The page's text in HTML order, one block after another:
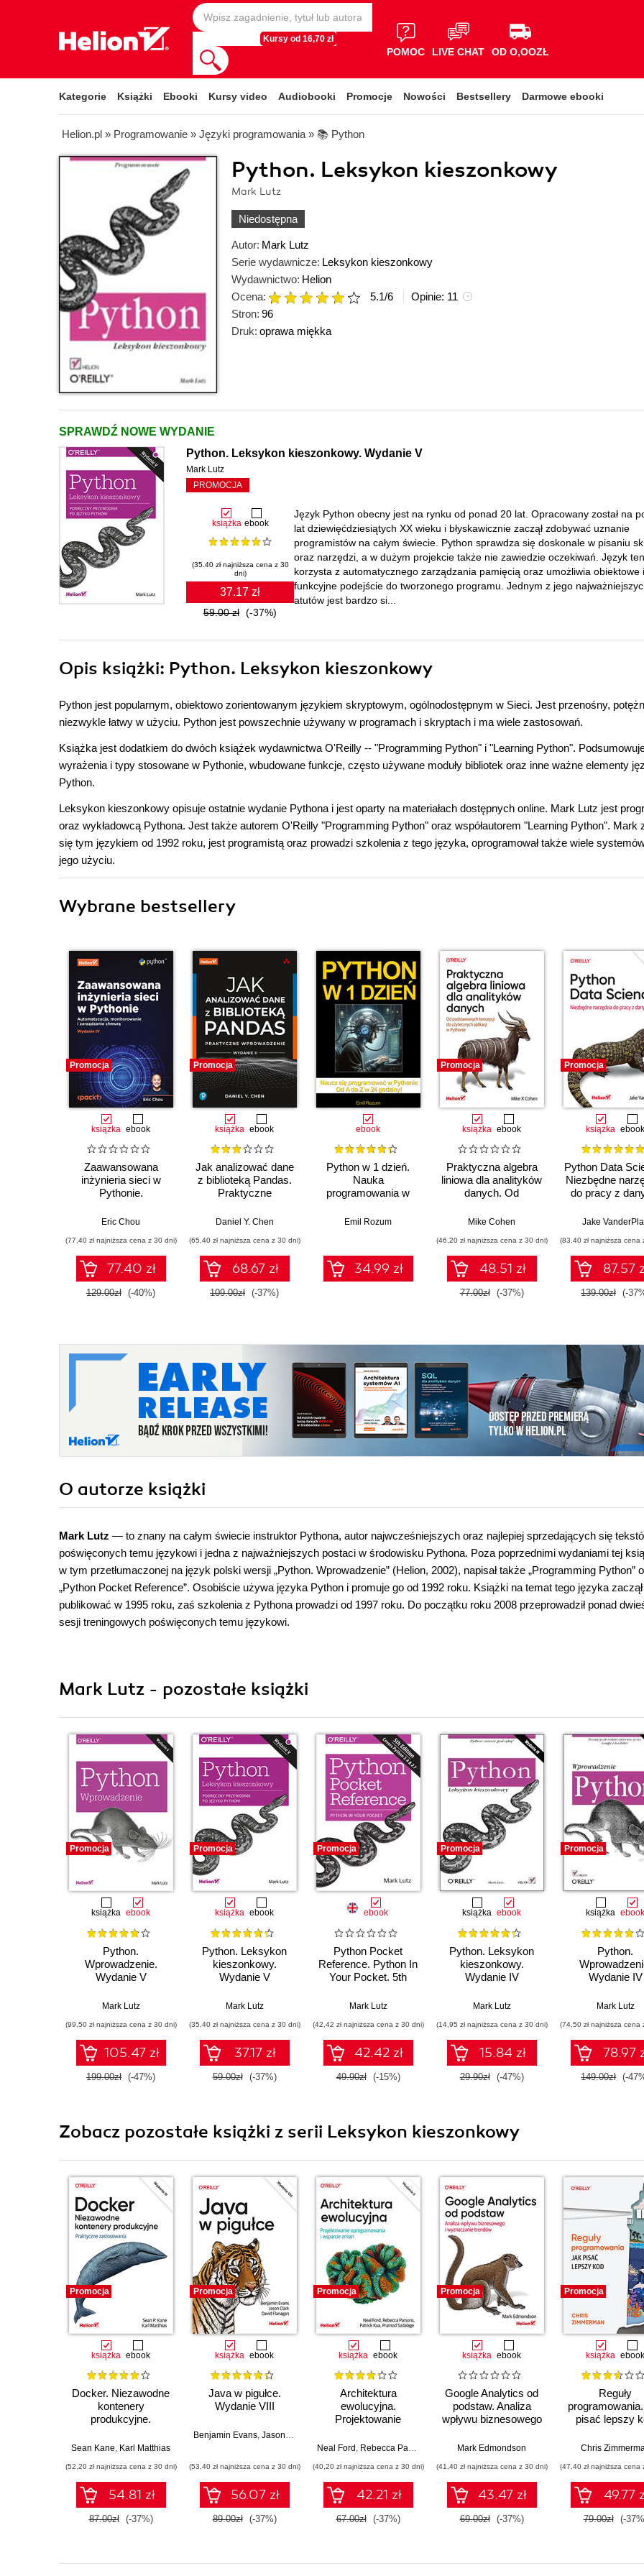
Kursy od 16,70 zł
POMOC LIVE CHAT OD O,OOZŁ
Kategorie Książki Ebooki Kursy video Audiobooki Promocje Nowości Bestsellery Darmowe ebooki
Helion.pl » Programowanie » Języki programowania » 📚 Python
Python. Leksykon kieszonkowy
Mark Lutz
Niedostępna
Autor: Mark Lutz
Serie wydawnicze: Leksykon kieszonkowy
Wydawnictwo: Helion
Ocena:
5.1/6 Opinie: 11
Stron: 96
Druk: oprawa miękka
SPRAWDŹ NOWE WYDANIE
Python. Leksykon kieszonkowy. Wydanie V
Mark Lutz
PROMOCJA
książka ebook
(35.40 zł najniższa cena z 30
dni)
37.17 zł
59.00 zł (-37%)
Język Python obecny jest na rynku od ponad 20 lat. Opracowany został na
lat dziewięćdziesiątych XX wieku i błyskawicznie zaczął zdobywać uznanie
programistów na całym świecie. Python sprawdza się doskonale w pisaniu
oraz narzędzi, a w dużym projekcie także nie zawiedzie oczekiwań. Język ten
korzysta z automatycznego zarządzania pamięcią oraz umożliwia obiektowe i
funkcyjne podejście do tworzonego programu. Jednym z jego
atutów jest bardzo si...
Opis książki: Python. Leksykon kieszonkowy
Python jest popularnym, obiektowo zorientowanym językiem skryptowym, ogólnodostępnym w Sieci. Jest przenośny,
niezwykle łatwy w użyciu. Python jest powszechnie używany w programach i skryptach i ma wiele zastosowań.
Książka jest dodatkiem do dwóch książek wydawnictwa O'Reilly -- "Programming Python" i "Learning Python".
wyrażenia i typy stosowane w Pythonie, wbudowane funkcje, często używane moduły bibliotek oraz inne ważne elementy
Python.
Leksykon kieszonkowy opisuje ostatnie wydanie Pythona i jest oparty na materiałach dostępnych online. Mark Lutz jest
oraz wykładowcą Pythona. Jest także autorem O'Reilly "Programming Python" oraz współautorem "Learning Python". Mark
się tym językiem od 1992 roku, jest programistą oraz prowadzi szkolenia z tego języka, oprogramował także wiele
jego użyciu.
Wybrane bestsellery
Promocja
książka ebook
Zaawansowana
inżynieria sieci w
Pythonie.
monitorowanie i
Wydanie IV
Eric Chou
(77,40 zł najniższa cena z 30 dni)
77.40 zł
129.00zł (-40%)
Promocja
książka ebook
Jak analizować dane
z biblioteką Pandas.
Praktyczne
Wydanie II
Daniel Y. Chen
(65,40 zł najniższa cena z 30 dni)
68.67 zł
109.00zł (-37%)
ebook
Python w 1 dzień.
Nauka
programowania w
godziny od A do Z
Emil Rozum
34.99 zł
Promocja
książka ebook
Praktyczna algebra
liniowa dla analityków
danych. Od
koncepcji do
w Pythonie
Mike Cohen
(46,20 zł najniższa cena z 30 dni)
48.51 zł
77.00zł (-37%)
Promocja
książka ebook
Python Data
Niezbędne
do pracy z
Jake
(83,40 zł najniższa cena
87.57
139.00zł (-
O autorze książki
Mark Lutz — to znany na całym świecie instruktor Pythona, autor najwcześniejszych oraz najlepiej sprzedających się
poświęconych temu językowi i jedna z najważniejszych postaci w środowisku Pythona. Poza poprzednimi wydaniami tej
w tym przetłumaczonej na język polski wersji „Python. Wprowadzenie” (Helion, 2002), napisał także „Programming Python”
„Python Pocket Reference”. Osobiście używa języka Python i promuje go od 1992 roku. Książki na temat tego języka zaczął
publikować w 1995 roku, zaś szkolenia z Pythona prowadzi od 1997 roku. Do początku roku 2008 przeprowadził ponad
sesji treningowych poświęconych temu językowi.
Mark Lutz - pozostałe książki
Promocja
książka ebook
Python.
Wprowadzenie.
Wydanie V
Mark Lutz
(99,50 zł najniższa cena z 30 dni)
105.47 zł
199.00zł (-47%)
Promocja
książka ebook
Python. Leksykon
kieszonkowy.
Wydanie V
Mark Lutz
(35,40 zł najniższa cena z 30 dni)
37.17 zł
59.00zł (-37%)
Promocja
ebook
Python Pocket
Reference. Python In
Your Pocket. 5th
Mark Lutz
(42,42 zł najniższa cena z 30 dni)
42.42 zł
49.90zł (-15%)
Promocja
książka ebook
Python. Leksykon
kieszonkowy.
Wydanie IV
Mark Lutz
(14,95 zł najniższa cena z 30 dni)
15.84 zł
29.90zł (-47%)
Promocja
książka ebook
Python.
Wydanie IV
Mark Lutz
(74,50 zł najniższa cena
78.97
149.00zł (-
Zobacz pozostałe książki z serii Leksykon kieszonkowy
Promocja
książka ebook
Docker. Niezawodne
kontenery
produkcyjne.
zastosowania.
Sean Kane, Karl Matthias
(52,20 zł najniższa cena z 30 dni)
54.81 zł
87.00zł (-37%)
Promocja
książka ebook
Java w pigułce.
Wydanie VIII
Benjamin Evans, Jason Clark
(53,40 zł najniższa cena z 30 dni)
56.07 zł
89.00zł (-37%)
Promocja
książka ebook
Architektura
ewolucyjna.
Projektowanie
wsparcie zmian.
Neal Ford , Rebecca Parsons Patrick Kua ,Pramod Sadalage
(40,20 zł najniższa cena z 30 dni)
42.21 zł
67.00zł (-37%)
Promocja
książka ebook
Google Analytics od
podstaw. Analiza
wpływu biznesowego
trendów
Mark Edmondson
(41,40 zł najniższa cena z 30 dni)
43.47 zł
69.00zł (-37%)
Promocja
książka ebook
Reguły
pisać lepszy
Chris
(47,40 zł najniższa cena
49.77
79.00zł (-